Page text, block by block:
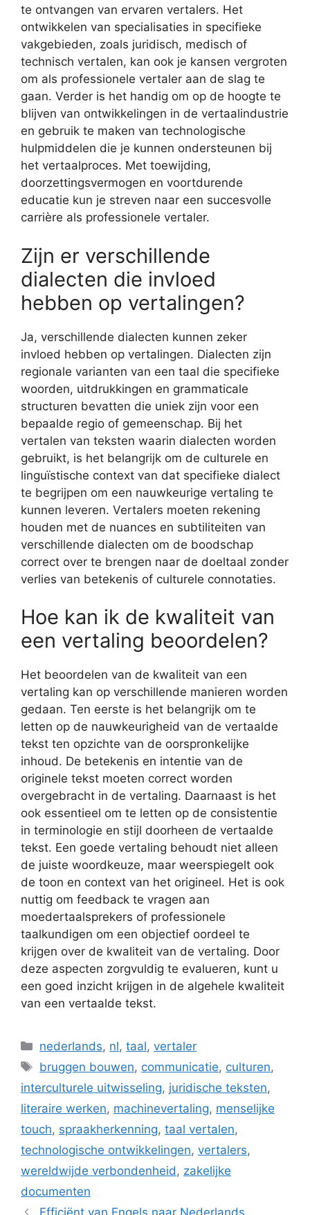
te ontvangen van ervaren vertalers. Het
ontwikkelen van specialisaties in specifieke
vakgebieden, zoals juridisch, medisch of
technisch vertalen, kan ook je kansen vergroten
om als professionele vertaler aan de slag te
gaan. Verder is het handig om op de hoogte te
blijven van ontwikkelingen in de vertaalindustrie
en gebruik te maken van technologische
hulpmiddelen die je kunnen ondersteunen bij
het vertaalproces. Met toewijding,
doorzettingsvermogen en voortdurende
educatie kun je streven naar een succesvolle
carrière als professionele vertaler.
Zijn er verschillende
dialecten die invloed
hebben op vertalingen?
Ja, verschillende dialecten kunnen zeker
invloed hebben op vertalingen. Dialecten zijn
regionale varianten van een taal die specifieke
woorden, uitdrukkingen en grammaticale
structuren bevatten die uniek zijn voor een
bepaalde regio of gemeenschap. Bij het
vertalen van teksten waarin dialecten worden
gebruikt, is het belangrijk om de culturele en
linguïstische context van dat specifieke dialect
te begrijpen om een nauwkeurige vertaling te
kunnen leveren. Vertalers moeten rekening
houden met de nuances en subtiliteiten van
verschillende dialecten om de boodschap
correct over te brengen naar de doeltaal zonder
verlies van betekenis of culturele connotaties.
Hoe kan ik de kwaliteit van
een vertaling beoordelen?
Het beoordelen van de kwaliteit van een
vertaling kan op verschillende manieren worden
gedaan. Ten eerste is het belangrijk om te
letten op de nauwkeurigheid van de vertaalde
tekst ten opzichte van de oorspronkelijke
inhoud. De betekenis en intentie van de
originele tekst moeten correct worden
overgebracht in de vertaling. Daarnaast is het
ook essentieel om te letten op de consistentie
in terminologie en stijl doorheen de vertaalde
tekst. Een goede vertaling behoudt niet alleen
de juiste woordkeuze, maar weerspiegelt ook
de toon en context van het origineel. Het is ook
nuttig om feedback te vragen aan
moedertaalsprekers of professionele
taalkundigen om een objectief oordeel te
krijgen over de kwaliteit van de vertaling. Door
deze aspecten zorgvuldig te evalueren, kunt u
een goed inzicht krijgen in de algehele kwaliteit
van een vertaalde tekst.
Categorieën
nederlands, nl,taal,vertaler
Tags
bruggen bouwen, communicatie, culturen,
interculturele uitwisseling, juridische teksten,
literaire werken, machinevertaling, menselijke
touch, spraakherkenning, taal vertalen,
technologische ontwikkelingen, vertalers,
wereldwijde verbondenheid, zakelijke
documenten
Efficiënt van Engels naar Nederlands